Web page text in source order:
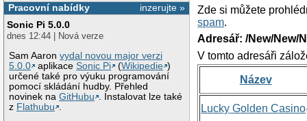
inzerujte »
Pracovní nabídky
Sonic Pi 5.0.0
dnes 12:44 | Nová verze
Sam Aaronvydal novou major verzi
5.0.0
aplikaceSonic Pi (Wikipedie )
určené také pro výuku programování
pomocí skládání hudby. Přehled
novinek naGitHubu
. Instalovat lze také
z Flathubu
Zde si můžete
spam.
Adresář: /New/New/
V tomto adresáři
Název
Lucky Golden Casino